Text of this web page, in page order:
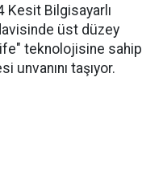
Kesit Bilgisayarlı
üst düzey
teknolojisine sahip
unvanını taşıyor.